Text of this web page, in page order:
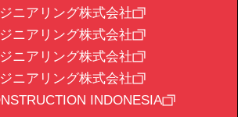
ニアリング株式会社
ニアリング株式会社
ニアリング株式会社
ニアリング株式会社
INDONESIA